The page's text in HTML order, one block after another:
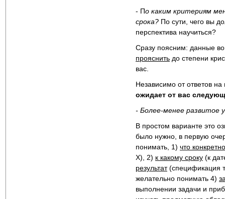
- По каким критериям
срока? По сути, чего вы
перспектива научиться?
Сразу поясним: данные
прояснить до степени
вас.
Независимо от ответов
ожидает от вас
- Более-менее развитое
В простом варианте это
было нужно, в первую
понимать, 1) что
X), 2) к какому сроку (к
результат(спецификация
желательно понимать 4)
выполнении задачи и